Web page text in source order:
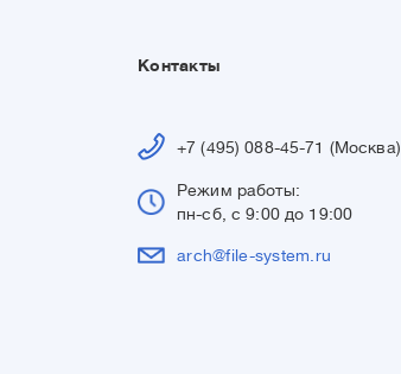
Контакты
+7 (495) 088-45-71 (Москва)
Режим работы:
пн-сб, с 9:00 до 19:00
arch@file-system.ru